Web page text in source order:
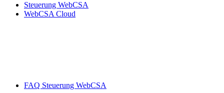
Steuerung WebCSA
WebCSA Cloud
FAQ Steuerung WebCSA